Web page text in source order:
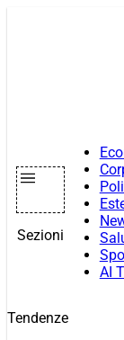
Sezioni
AI
Tendenze